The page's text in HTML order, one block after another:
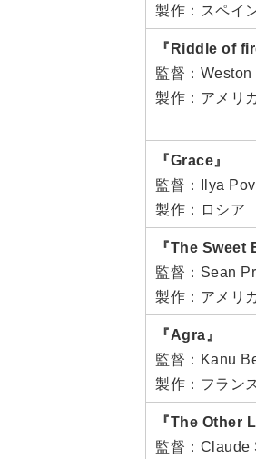
製作：スペイ
『Riddle of
監督：
製作：アメリ
『Grace』
監督：Ilya
製作：ロシア
『The Sweet
監督：Sean
製作：アメリ
『Agra』
監督：Kanu
製作：フラン
『The Other
監督：Claude